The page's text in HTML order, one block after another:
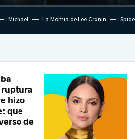
Michael La Momia de Lee Cronin
hizo
que
de